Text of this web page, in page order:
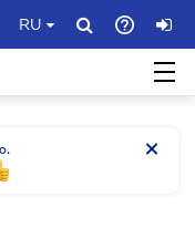
RU